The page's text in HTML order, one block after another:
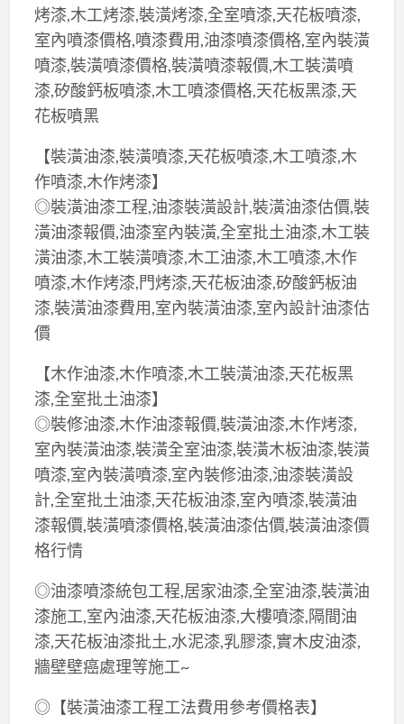
烤漆,木工烤漆,裝潢烤漆,全室噴漆,天花板噴漆,
室內噴漆價格,噴漆費用,油漆噴漆價格,室內裝潢
噴漆,裝潢噴漆價格,裝潢噴漆報價,木工裝潢噴
漆,矽酸鈣板噴漆,木工噴漆價格,天花板黑漆,天
花板噴黑
【裝潢油漆,裝潢噴漆,天花板噴漆,木工噴漆,木
作噴漆,木作烤漆】
◎裝潢油漆工程,油漆裝潢設計,裝潢油漆估價,裝
潢油漆報價,油漆室內裝潢,全室批土油漆,木工裝
潢油漆,木工裝潢噴漆,木工油漆,木工噴漆,木作
噴漆,木作烤漆,門烤漆,天花板油漆,矽酸鈣板油
漆,裝潢油漆費用,室內裝潢油漆,室內設計油漆估
價
【木作油漆,木作噴漆,木工裝潢油漆,天花板黑
漆,全室批土油漆】
◎裝修油漆,木作油漆報價,裝潢油漆,木作烤漆,
室內裝潢油漆,裝潢全室油漆,裝潢木板油漆,裝潢
噴漆,室內裝潢噴漆,室內裝修油漆,油漆裝潢設
計,全室批土油漆,天花板油漆,室內噴漆,裝潢油
漆報價,裝潢噴漆價格,裝潢油漆估價,裝潢油漆價
格行情
◎油漆噴漆統包工程,居家油漆,全室油漆,裝潢油
漆施工,室內油漆,天花板油漆,大樓噴漆,隔間油
漆,天花板油漆批土,水泥漆,乳膠漆,實木皮油漆,
牆壁壁癌處理等施工~
◎【裝潢油漆工程工法費用參考價格表】